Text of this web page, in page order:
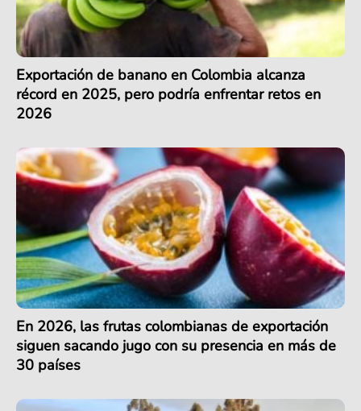
Exportación de banano en Colombia alcanza
récord en 2025, pero podría enfrentar retos en
2026
En 2026, las frutas colombianas de exportación
siguen sacando jugo con su presencia en más de
30 países